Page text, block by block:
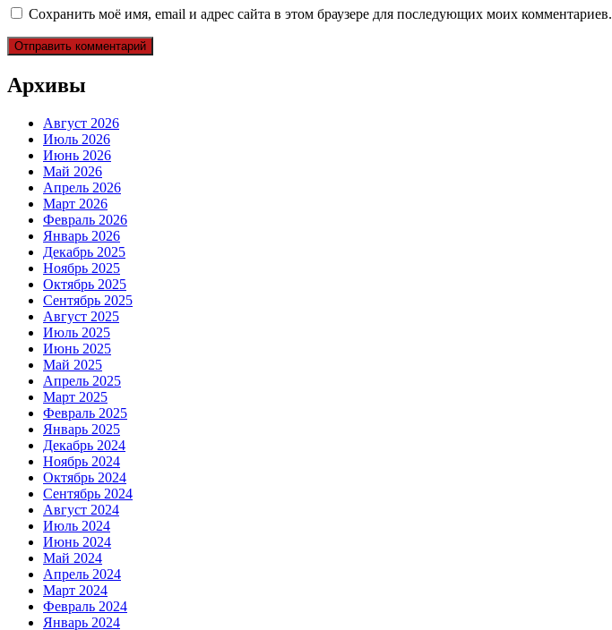
Сохранить моё имя, email и адрес сайта в этом браузере для последующих моих комментариев.
Архивы
Август 2026
Июль 2026
Июнь 2026
Май 2026
Апрель 2026
Март 2026
Февраль 2026
Январь 2026
Декабрь 2025
Ноябрь 2025
Октябрь 2025
Сентябрь 2025
Август 2025
Июль 2025
Июнь 2025
Май 2025
Апрель 2025
Март 2025
Февраль 2025
Январь 2025
Декабрь 2024
Ноябрь 2024
Октябрь 2024
Сентябрь 2024
Август 2024
Июль 2024
Июнь 2024
Май 2024
Апрель 2024
Март 2024
Февраль 2024
Январь 2024